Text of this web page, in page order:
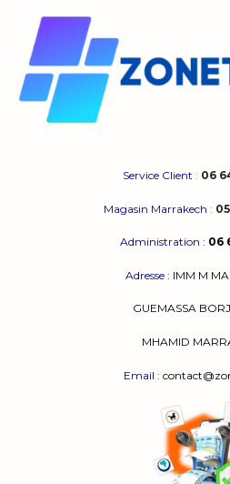
peuvent
être
choisies
produit
Service Client : 06
Magasin Marrakech :
Administration : 06
Adresse : IMM M
GUEMASSA
MHAMID
Email :